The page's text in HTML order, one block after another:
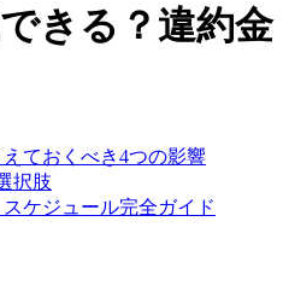
きる？違約
ておくべき4つの影響
択肢
ケジュール完全ガイド